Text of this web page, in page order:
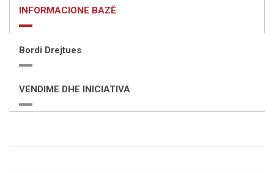
INFORMACIONE BAZË
Bordi Drejtues
VENDIME DHE INICIATIVA